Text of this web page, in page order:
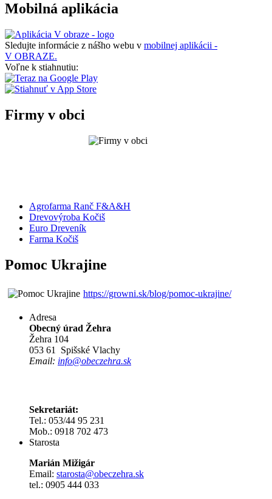
Mobilná aplikácia
Sledujte informácie z nášho webu v mobilnej aplikácii -
V OBRAZE.
Voľne k stiahnutiu:
Firmy v obci
Agrofarma Ranč F&A&H
Drevovýroba Kočiš
Euro Dreveník
Farma Kočiš
Pomoc Ukrajine
https://growni.sk/blog/pomoc-ukrajine/
Adresa
Obecný úrad Žehra
Žehra 104
053 61 Spišské Vlachy
Email: info@obeczehra.sk
Sekretariát:
Tel.: 053/44 95 231
Mob.: 0918 702 473
Starosta
Marián Mižigár
Email: starosta@obeczehra.sk
tel.: 0905 444 033